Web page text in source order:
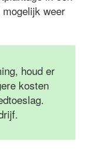
weer
houd er
kosten